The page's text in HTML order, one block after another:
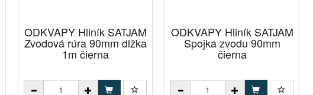
ODKVAPY Hliník SATJAM
Zvodová rúra 90mm dlžka
1m čierna
ODKVAPY Hliník SATJAM
Spojka zvodu 90mm
čierna